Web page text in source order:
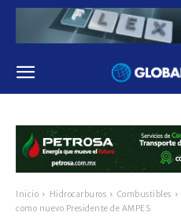
Inicio Hidrocarburos Combustibles
como nuevo Presidente de AMPES